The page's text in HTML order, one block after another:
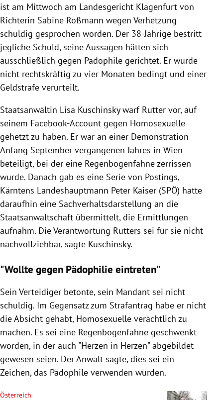
ist am Mittwoch am Landesgericht Klagenfurt von
Richterin Sabine Roßmann wegen Verhetzung
schuldig gesprochen worden. Der 38-Jährige bestritt
jegliche Schuld, seine Aussagen hätten sich
ausschließlich gegen Pädophile gerichtet. Er wurde
nicht rechtskräftig zu vier Monaten bedingt und einer
Geldstrafe verurteilt.
Staatsanwältin Lisa Kuschinsky warf Rutter vor, auf
seinem Facebook-Account gegen Homosexuelle
gehetzt zu haben. Er war an einer Demonstration
Anfang September vergangenen Jahres in Wien
beteiligt, bei der eine Regenbogenfahne zerrissen
wurde. Danach gab es eine Serie von Postings,
Kärntens Landeshauptmann Peter Kaiser (SPÖ) hatte
daraufhin eine Sachverhaltsdarstellung an die
Staatsanwaltschaft übermittelt, die Ermittlungen
aufnahm. Die Verantwortung Rutters sei für sie nicht
nachvollziehbar, sagte Kuschinsky.
"Wollte gegen Pädophilie eintreten"
Sein Verteidiger betonte, sein Mandant sei nicht
schuldig. Im Gegensatz zum Strafantrag habe er nicht
die Absicht gehabt, Homosexuelle verächtlich zu
machen. Es sei eine Regenbogenfahne geschwenkt
worden, in der auch "Herzen in Herzen" abgebildet
gewesen seien. Der Anwalt sagte, dies sei ein
Zeichen, das Pädophile verwenden würden.
Österreich